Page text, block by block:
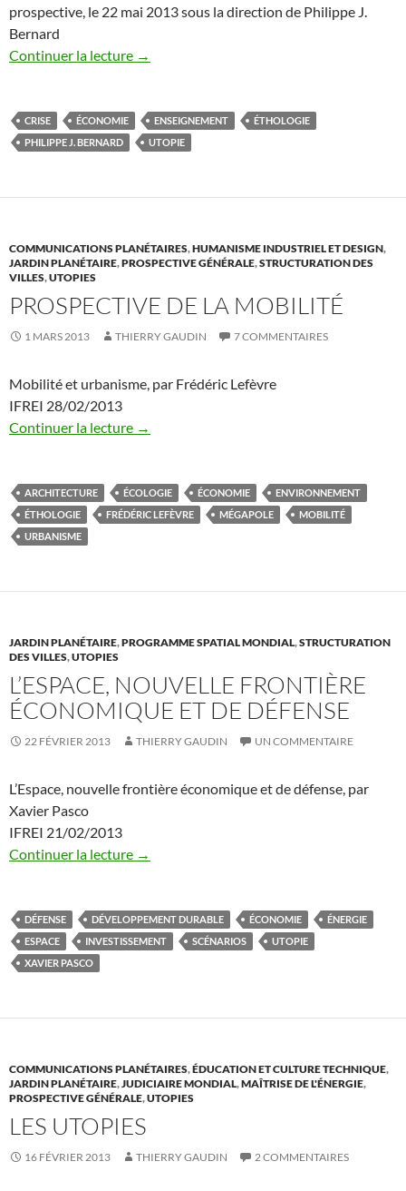
prospective, le 22 mai 2013 sous la direction de Philippe J.
Bernard
Continuer la lecture →
CRISE ÉCONOMIE ENSEIGNEMENT
ÉTHOLOGIE
PHILIPPE J. BERNARD
UTOPIE
COMMUNICATIONS PLANÉTAIRES,HUMANISME INDUSTRIEL ET DESIGN,
JARDIN PLANÉTAIRE,PROSPECTIVE GÉNÉRALE,STRUCTURATION DES
VILLES,UTOPIES
PROSPECTIVE DE LA MOBILITÉ
1 MARS 2013 THIERRY GAUDIN 7 COMMENTAIRES
Mobilité et urbanisme, par Frédéric Lefèvre
IFREI 28/02/2013
Continuer la lecture →
ARCHITECTURE ÉCOLOGIE ÉCONOMIE
ENVIRONNEMENT
ÉTHOLOGIE
FRÉDÉRIC LEFÈVRE MÉGAPOLE
MOBILITÉ
URBANISME
JARDIN PLANÉTAIRE,PROGRAMME SPATIAL MONDIAL,STRUCTURATION
DES VILLES,UTOPIES
L’ESPACE, NOUVELLE FRONTIÈRE
ÉCONOMIQUE ET DE DÉFENSE
22 FÉVRIER 2013 THIERRY GAUDIN UN COMMENTAIRE
L’Espace, nouvelle frontière économique et de défense, par
Xavier Pasco
IFREI 21/02/2013
Continuer la lecture →
DÉFENSE DÉVELOPPEMENT DURABLE ÉCONOMIE
ÉNERGIE
ESPACE
INVESTISSEMENT SCÉNARIOS
UTOPIE
XAVIER PASCO
COMMUNICATIONS PLANÉTAIRES,ÉDUCATION ET CULTURE TECHNIQUE,
JARDIN PLANÉTAIRE,JUDICIAIRE MONDIAL,MAÎTRISE DE L'ÉNERGIE,
PROSPECTIVE GÉNÉRALE,UTOPIES
LES UTOPIES
16 FÉVRIER 2013 THIERRY GAUDIN 2 COMMENTAIRES